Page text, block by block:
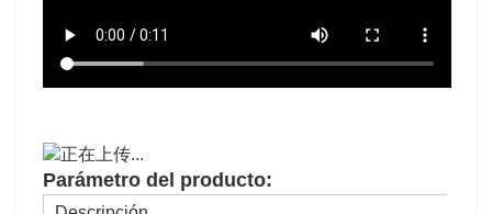
Parámetro del producto: